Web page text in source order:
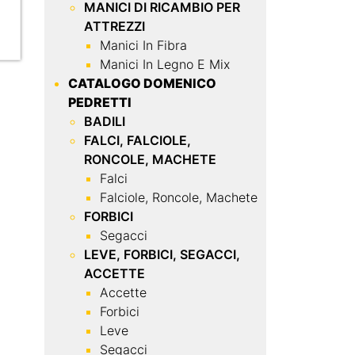
MANICI DI RICAMBIO PER
ATTREZZI
Manici In Fibra
Manici In Legno E Mix
CATALOGO DOMENICO
PEDRETTI
BADILI
FALCI, FALCIOLE,
RONCOLE, MACHETE
Falci
Falciole, Roncole, Machete
FORBICI
Segacci
LEVE, FORBICI, SEGACCI,
ACCETTE
Accette
Forbici
Leve
Segacci